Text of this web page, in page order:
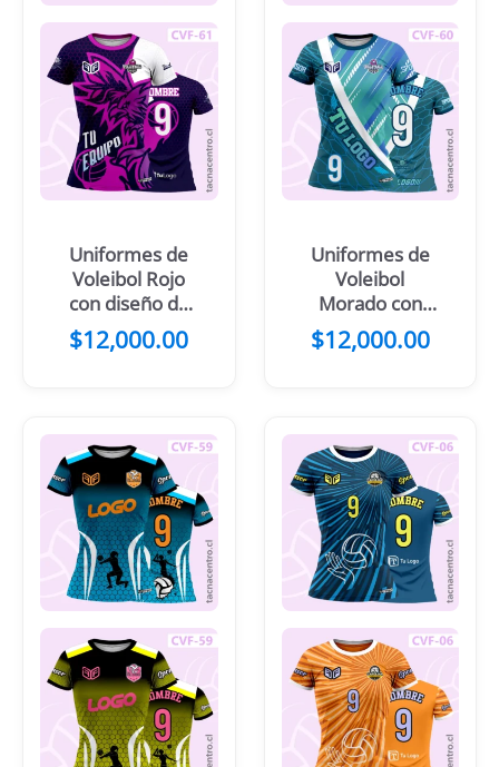
Uniformes de
Voleibol Rojo
con diseño de
aguila frontal
$12,000.00
Uniformes de
Voleibol
Morado con
diseños
hexagonales y
$12,000.00